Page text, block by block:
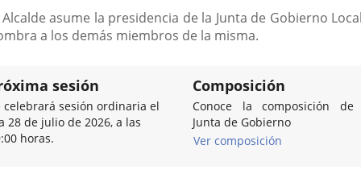
Alcalde asume la presidencia de la Junta de Gobierno
a los demás miembros de la misma.
sesión
celebrará sesión ordinaria el
28 de julio de 2026, a las
horas.
Composición
Conoce la composición de
Junta de Gobierno
Ver composición